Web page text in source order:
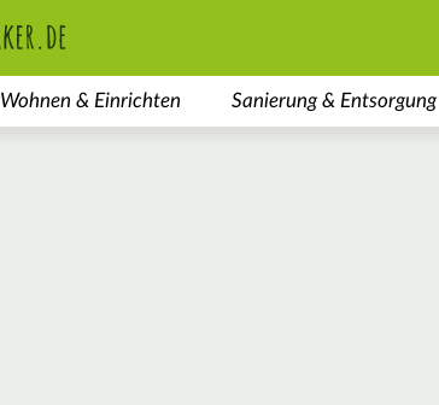
Wohnen & Einrichten Sanierung & Entsorgung